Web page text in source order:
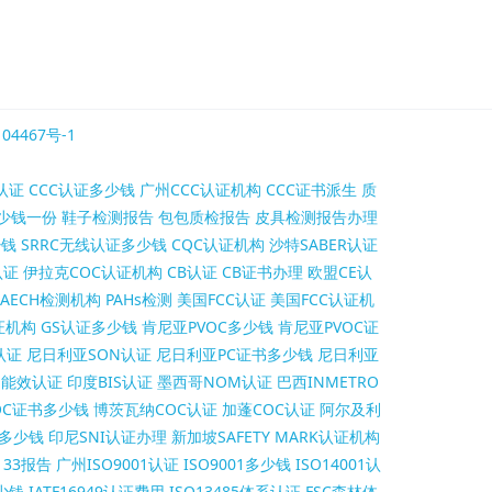
号-1
证 CCC认证多少钱 广州CCC认证机构 CCC证书派生 质
钱一份 鞋子检测报告 包包质检报告 皮具检测报告办理
SRRC无线认证多少钱 CQC认证机构 沙特SABER认证
伊拉克COC认证机构 CB认证 CB证书办理 欧盟CE认
检测机构 PAHs检测 美国FCC认证 美国FCC认证机
机构 GS认证多少钱 肯尼亚PVOC多少钱 肯尼亚PVOC证
证 尼日利亚SON认证 尼日利亚PC证书多少钱 尼日利亚
效认证 印度BIS认证 墨西哥NOM认证 巴西INMETRO
证书多少钱 博茨瓦纳COC认证 加蓬COC认证 阿尔及利
少钱 印尼SNI认证办理 新加坡SAFETY MARK认证机构
报告 广州ISO9001认证 ISO9001多少钱 ISO14001认